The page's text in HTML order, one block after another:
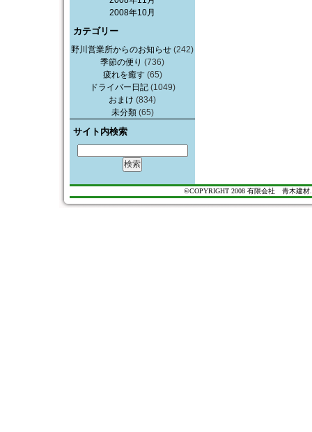
2008年10月
カテゴリー
野川営業所からのお知らせ (242)
季節の便り (736)
疲れを癒す(65)
ドライバー日記(1049)
おまけ (834)
未分類(65)
サイト内検索
©COPYRIGHT 2008 有限会社 青木建材.